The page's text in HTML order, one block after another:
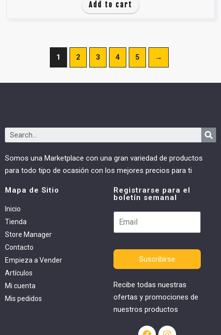
Add to cart
1 2 3 4 5 →
Somos una Marketplace con una gran variedad de productos
para todo tipo de ocasión con los mejores precios para ti
Mapa de Sitio
Inicio
Tienda
Store Manager
Contacto
Empieza a Vender
Artículos
Mi cuenta
Mis pedidos
Registrarse para el
boletín semanal
Suscribirse
Recibe todas nuestras
ofertas y promociones de
nuestros productos